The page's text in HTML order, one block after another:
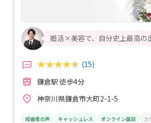
婚活×美容で、自分史上最高の
(15)
鎌倉駅 徒歩4分
神奈川県鎌倉市大町2-1-5
成婚者の声 キャッシュレス オンライン面談 カ